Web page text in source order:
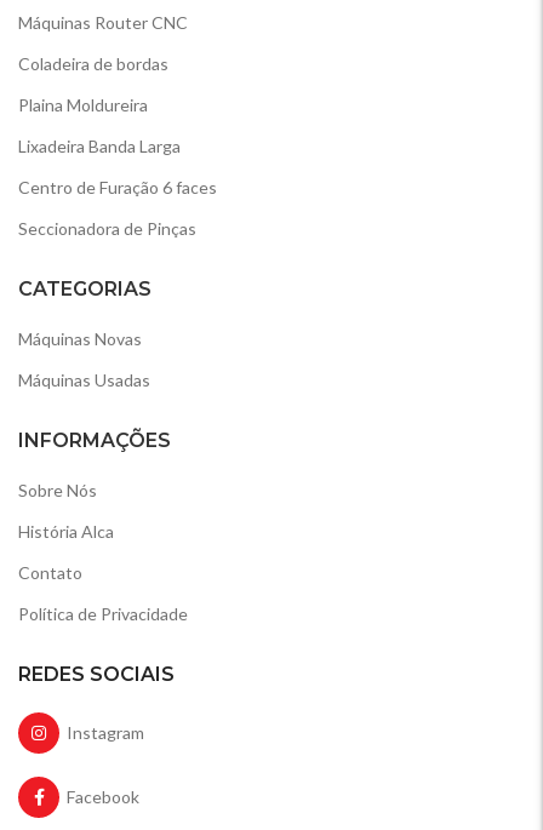
Máquinas Router CNC
Coladeira de bordas
Plaina Moldureira
Lixadeira Banda Larga
Centro de Furação 6 faces
Seccionadora de Pinças
CATEGORIAS
Máquinas Novas
Máquinas Usadas
INFORMAÇÕES
Sobre Nós
História Alca
Contato
Política de Privacidade
REDES SOCIAIS
Instagram
Facebook